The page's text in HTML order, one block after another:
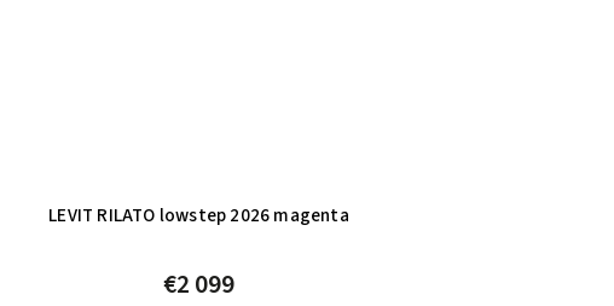
LEVIT RILATO lowstep 2026 magenta
€2 099